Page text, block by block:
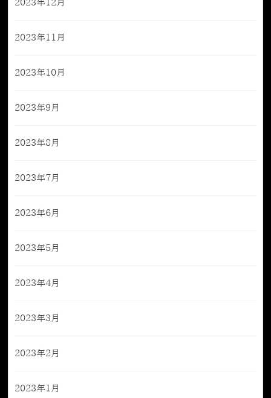
2023年12月
2023年11月
2023年10月
2023年9月
2023年8月
2023年7月
2023年6月
2023年5月
2023年4月
2023年3月
2023年2月
2023年1月